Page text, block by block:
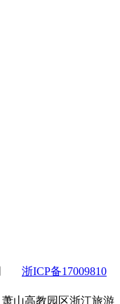
司 浙ICP备17009810
山高教园区浙江旅游